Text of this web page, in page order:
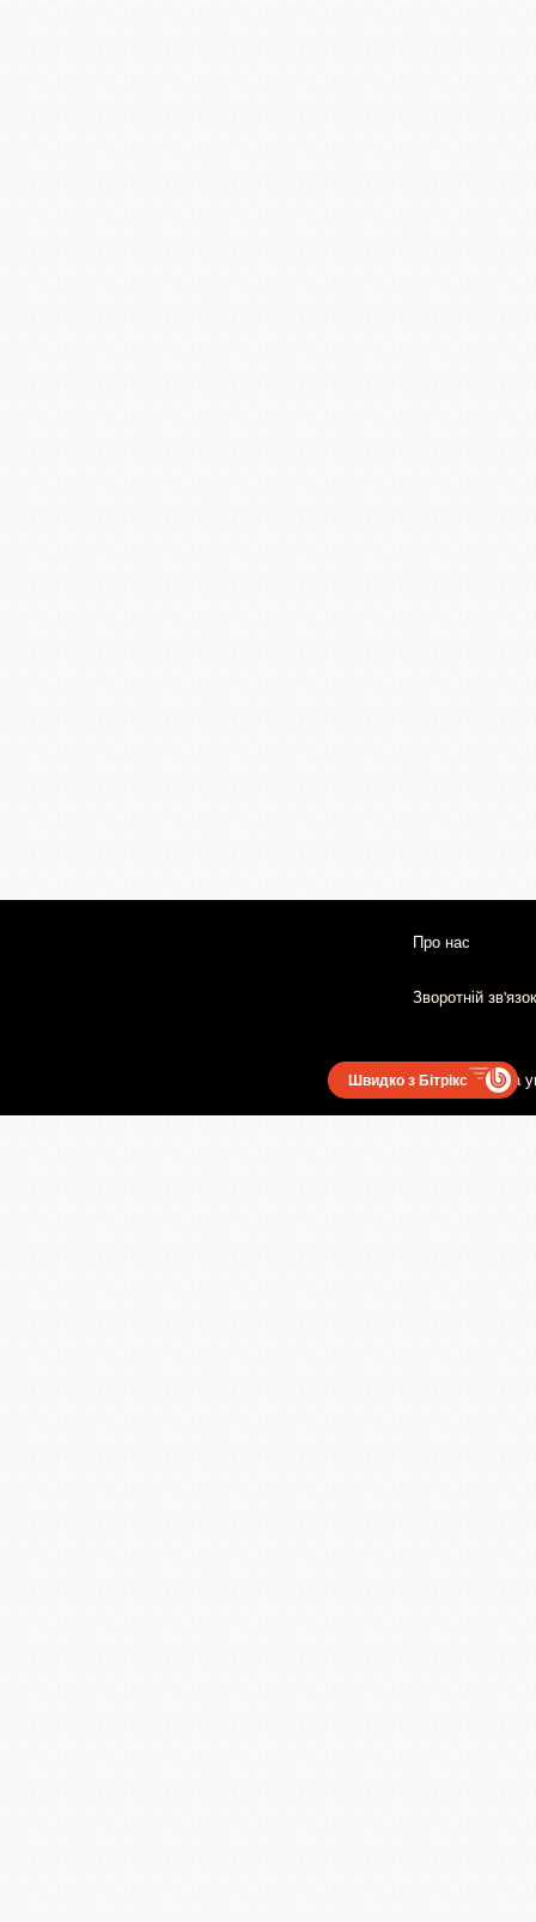
Про нас
Зворотній зв'язок
Користувацька
Швидко з Бітрікс